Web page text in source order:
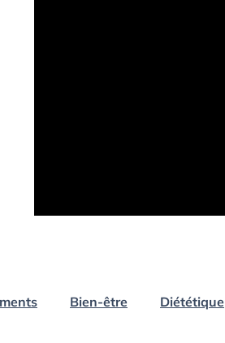
Bien-être Diététique